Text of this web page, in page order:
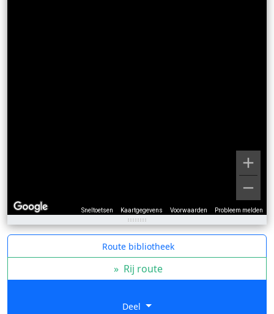
Sneltoetsen Kaartgegevens Voorwaarden Probleem melden
Route bibliotheek
» Rij route
Deel